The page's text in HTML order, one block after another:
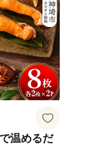
温めるだ